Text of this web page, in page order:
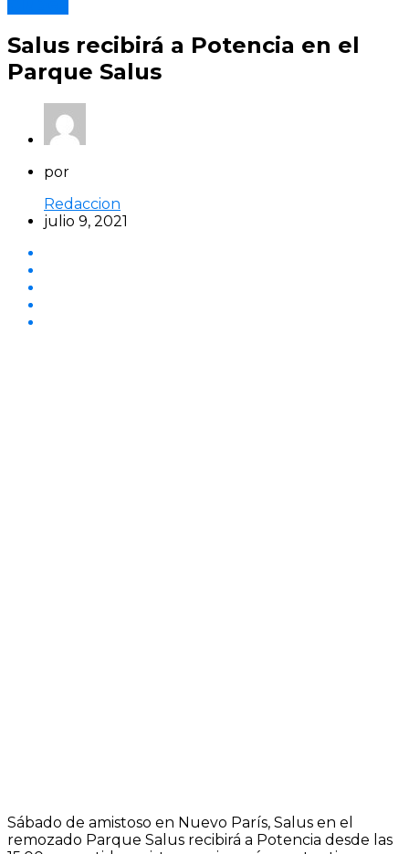
Salus recibirá a Potencia en el
Parque Salus
por
Redaccion
julio 9, 2021
Sábado de amistoso en Nuevo París, Salus en el
remozado Parque Salus recibirá a Potencia desde las